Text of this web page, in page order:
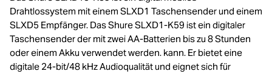
Drahtlossystem mit einem SLXD1 Taschensender und einem
SLXD5 Empfänger. Das Shure SLXD1-K59 ist ein digitaler
Taschensender der mit zwei AA-Batterien bis zu 8 Stunden
oder einem Akku verwendet werden. kann. Er bietet eine
digitale 24-bit/48 kHz Audioqualität und eignet sich für